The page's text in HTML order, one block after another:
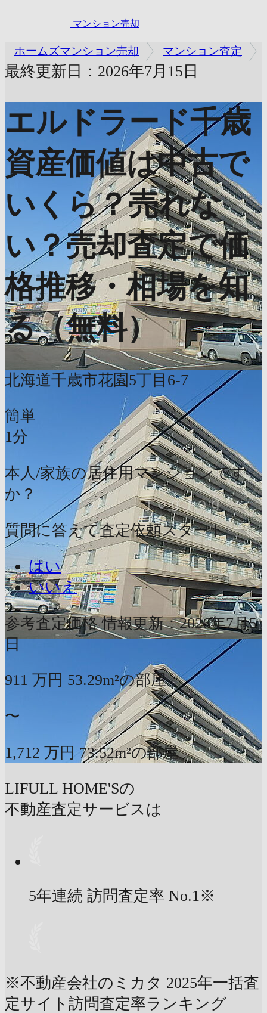
マンション売却
ホームズマンション売却 マンション査定
最終更新日：2026年7月15日
エルドラード千歳
資産価値は中古で
いくら？売れな
い？売却査定で価
格推移・相場を知
る（無料）
北海道千歳市花園5丁目6-7
簡単
1分
本人/家族の居住用マンションです
か？
質問に答えて査定依頼スタート
はい
いいえ
参考査定価格 情報更新：2026年7月5
日
911 万円 53.29m²の部屋
〜
1,712 万円 73.52m²の部屋
LIFULL HOME'Sの
不動産査定サービスは
5年連続 訪問査定率 No.1※
※不動産会社のミカタ 2025年一括査
定サイト訪問査定率ランキング